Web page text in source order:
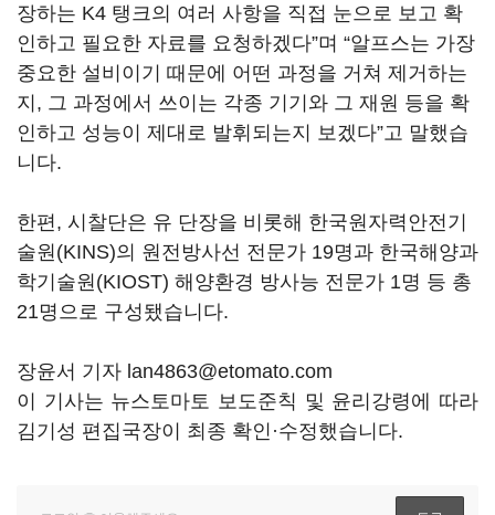
장하는 K4 탱크의 여러 사항을 직접 눈으로 보고 확
인하고 필요한 자료를 요청하겠다”며 “알프스는 가장
중요한 설비이기 때문에 어떤 과정을 거쳐 제거하는
지, 그 과정에서 쓰이는 각종 기기와 그 재원 등을 확
인하고 성능이 제대로 발휘되는지 보겠다”고 말했습
니다.
한편, 시찰단은 유 단장을 비롯해 한국원자력안전기
술원(KINS)의 원전방사선 전문가 19명과 한국해양과
학기술원(KIOST) 해양환경 방사능 전문가 1명 등 총
21명으로 구성됐습니다.
장윤서 기자 lan4863@etomato.com
이 기사는 뉴스토마토 보도준칙 및 윤리강령에 따라
김기성 편집국장이 최종 확인·수정했습니다.